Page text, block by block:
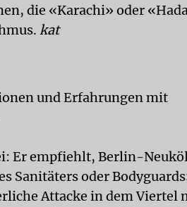
die «Karachi» oder
kat
und Erfahrungen mit
Er empfiehlt, Berlin-
Sanitäters oder
Attacke in dem Viertel